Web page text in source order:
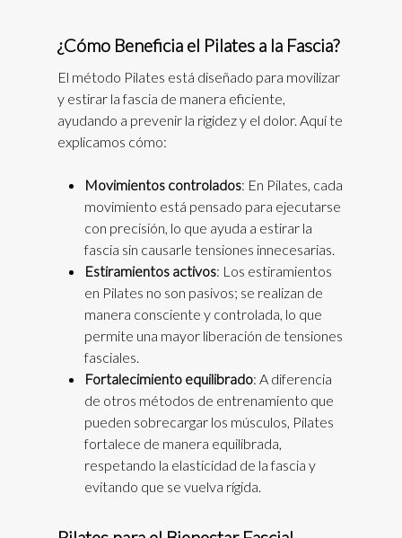
¿Cómo Beneficia el Pilates a la Fascia?
El método Pilates está diseñado para movilizar
y estirar la fascia de manera eficiente,
ayudando a prevenir la rigidez y el dolor. Aquí te
explicamos cómo:
Movimientos controlados: En Pilates, cada
movimiento está pensado para ejecutarse
con precisión, lo que ayuda a estirar la
fascia sin causarle tensiones innecesarias.
Estiramientos activos: Los estiramientos
en Pilates no son pasivos; se realizan de
manera consciente y controlada, lo que
permite una mayor liberación de tensiones
fasciales.
Fortalecimiento equilibrado: A diferencia
de otros métodos de entrenamiento que
pueden sobrecargar los músculos, Pilates
fortalece de manera equilibrada,
respetando la elasticidad de la fascia y
evitando que se vuelva rígida.